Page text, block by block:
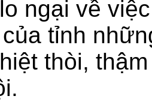
ngại về
tỉnh
thòi,